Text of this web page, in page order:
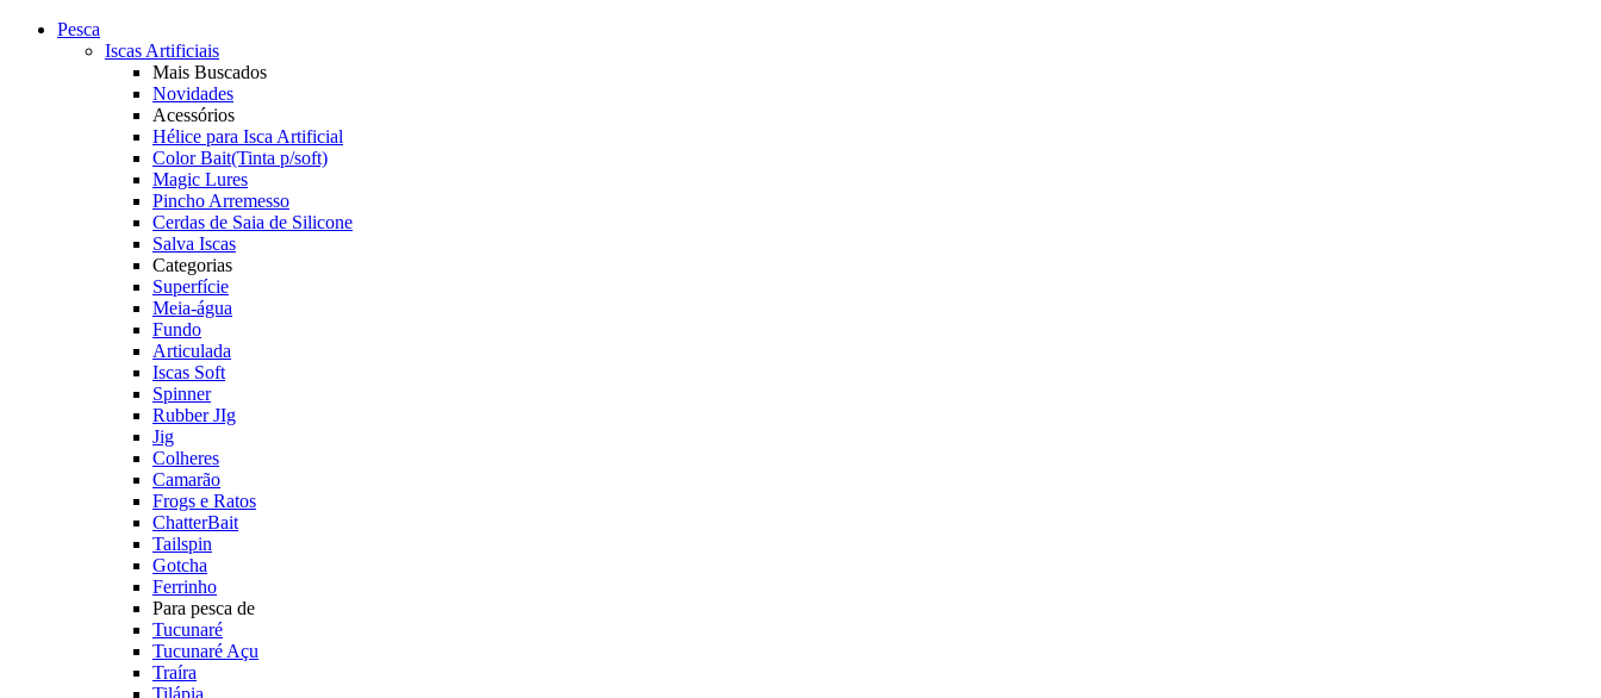
Pesca
Iscas Artificiais
Mais Buscados
Novidades
Acessórios
Hélice para Isca Artificial
Color Bait(Tinta p/soft)
Magic Lures
Pincho Arremesso
Cerdas de Saia de Silicone
Salva Iscas
Categorias
Superfície
Meia-água
Fundo
Articulada
Iscas Soft
Spinner
Rubber JIg
Jig
Colheres
Camarão
Frogs e Ratos
ChatterBait
Tailspin
Gotcha
Ferrinho
Para pesca de
Tucunaré
Tucunaré Açu
Traíra
Tilápia